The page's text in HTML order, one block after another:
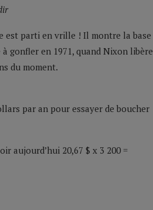
est parti en vrille ! Il montre la base
gonfler en 1971, quand Nixon libère
du moment.
par an pour essayer de boucher
aujourd’hui 20,67 $ x 3 200 =